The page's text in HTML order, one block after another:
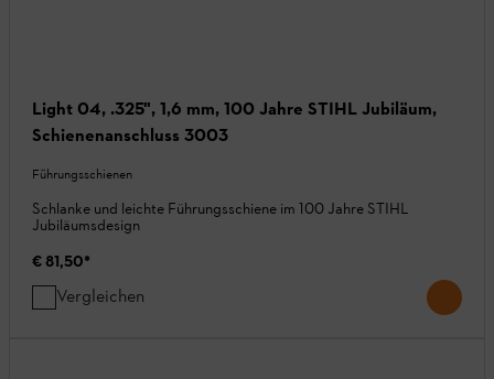
Light 04, .325", 1,6 mm, 100 Jahre STIHL Jubiläum,
Schienenanschluss 3003
Führungsschienen
Schlanke und leichte Führungsschiene im 100 Jahre STIHL
Jubiläumsdesign
€ 81,50*
Vergleichen